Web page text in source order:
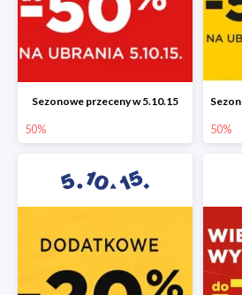
Sezonowe przeceny w 5.10.15
50% 50%